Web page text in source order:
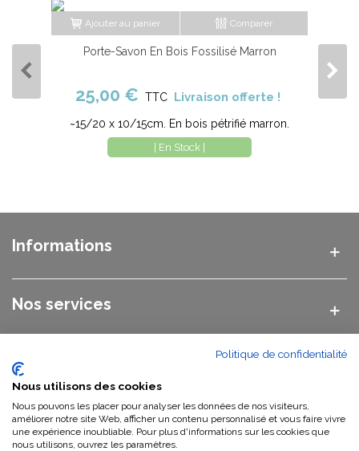
Ajouter au panier Comparer
Porte-Savon En Bois Fossilisé Marron
25,00 € TTC Livraison offerte !
~15/20 x 10/15cm. En bois pétrifié marron.
| En Stock |
Informations
Nos services
Nos catégories
Nous contacter
Politique de confidentialité
Nous utilisons des cookies
Nous pouvons les placer pour analyser les données de nos visiteurs,
améliorer notre site Web, afficher un contenu personnalisé et vous faire vivre
une expérience inoubliable. Pour plus d'informations sur les cookies que
nous utilisons, ouvrez les paramètres.